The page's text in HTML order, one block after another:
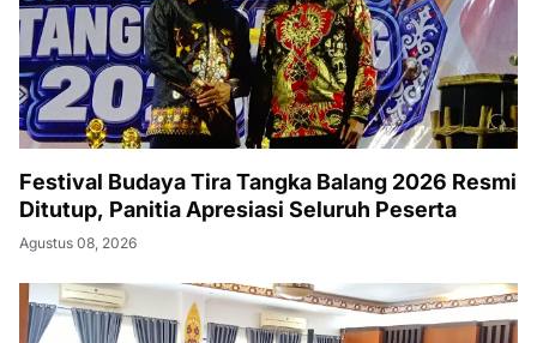
Festival Budaya Tira Tangka Balang 2026 Resmi
Ditutup, Panitia Apresiasi Seluruh Peserta
Agustus 08, 2026